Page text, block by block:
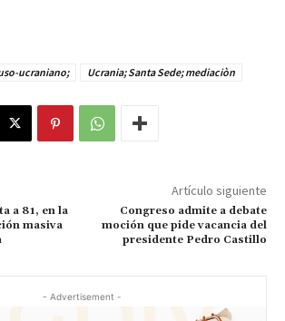
ucraniano; Ucrania; Santa Sede; mediaciòn
a 81, en la
masiva
Artículo siguiente
Congreso admite a debate
moción que pide vacancia del
presidente Pedro Castillo
- Advertisement -